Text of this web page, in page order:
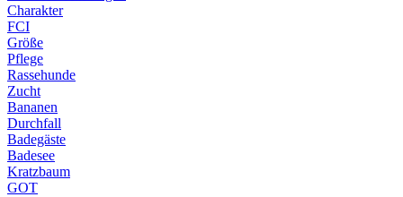
Charakter
FCI
Größe
Pflege
Rassehunde
Zucht
Bananen
Durchfall
Badegäste
Badesee
Kratzbaum
GOT